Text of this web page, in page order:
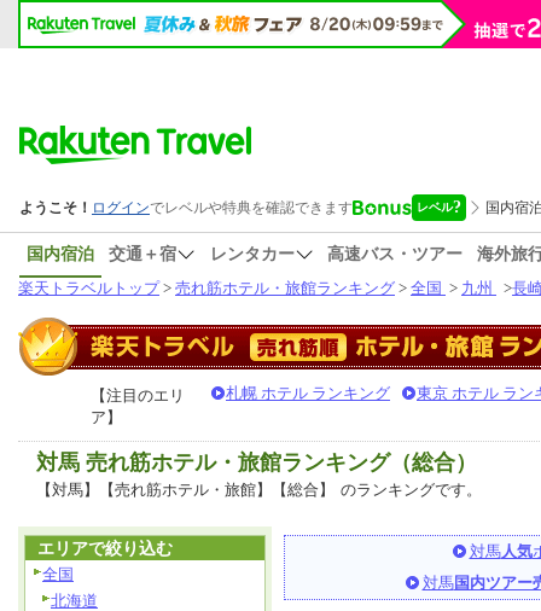
国内宿泊 交通＋宿 レンタカー 高速バス・ツアー
海外旅
楽天トラベルトップ> 売れ筋ホテル・旅館ランキング > 全国 > 九州 >長
【注目のエリ
ア】
札幌 ホテル ランキング 東京 ホテル ラン
対馬 売れ筋ホテル・旅館ランキング（総合）
【対馬】【売れ筋ホテル・旅館】【総合】 のランキングです。
対馬人気
対馬国内ツアー
エリアで絞り込む
全国
北海道